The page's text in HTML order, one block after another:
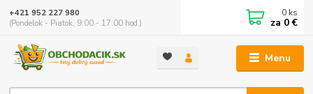
Menu
+421 952 227 980
(Pondelok - Piatok, 9:00 - 17:00 hod.)
0 ks
za 0 €